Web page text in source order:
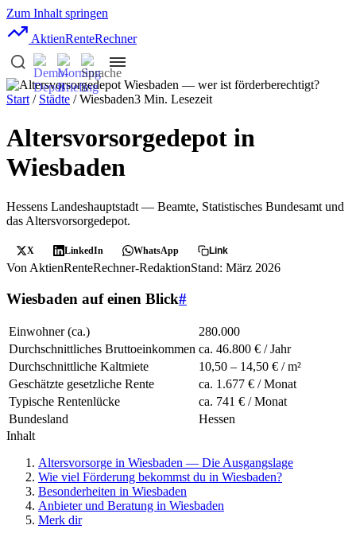
Zum Inhalt springen
AktienRenteRechner
Start / Städte / Wiesbaden3 Min. Lesezeit
Altersvorsorgedepot in
Wiesbaden
Hessens Landeshauptstadt — Beamte, Statistisches Bundesamt und
das Altersvorsorgedepot.
X LinkedIn WhatsApp Link
Von AktienRenteRechner-RedaktionStand: März 2026
Wiesbaden auf einen Blick#
Einwohner (ca.)
280.000
Durchschnittliches Bruttoeinkommen ca. 46.800 € / Jahr
Durchschnittliche Kaltmiete
10,50 – 14,50 € / m²
Geschätzte gesetzliche Rente
ca. 1.677 € / Monat
Typische Rentenlücke
ca. 741 € / Monat
Bundesland
Hessen
Inhalt
Altersvorsorge in Wiesbaden — Die Ausgangslage
Wie viel Förderung bekommst du in Wiesbaden?
Besonderheiten in Wiesbaden
Anbieter und Beratung in Wiesbaden
Merk dir